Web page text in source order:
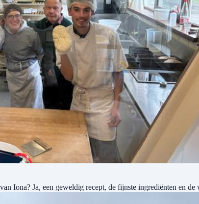
Iona? Ja, een geweldig recept, de fijnste ingrediënten en